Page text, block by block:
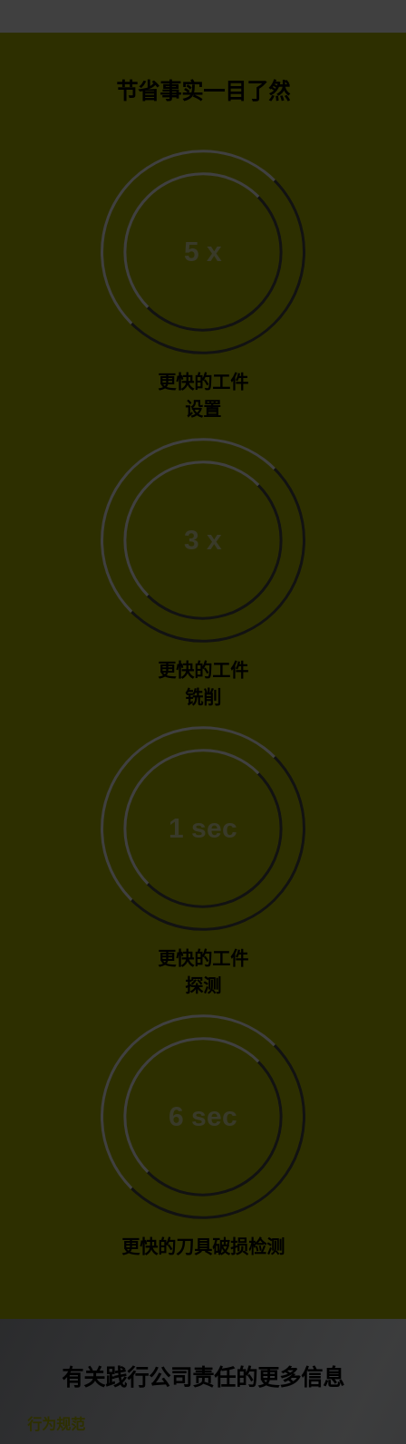
节省事实一目了然
5 x
更快的工件
设置
3 x
更快的工件
铣削
1 sec
更快的工件
探测
6 sec
更快的刀具破损检测
有关践行公司责任的更多信息
行为规范